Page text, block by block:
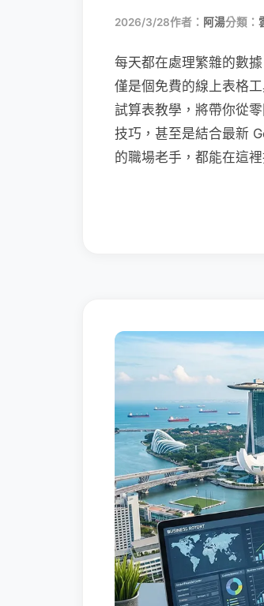
2026/3/28作者： 阿湯分類：
每天都在處理繁雜的數
僅是個免費的線上表格
試算表教學，將帶你從
技巧，甚至是結合最新
的職場老手，都能在這